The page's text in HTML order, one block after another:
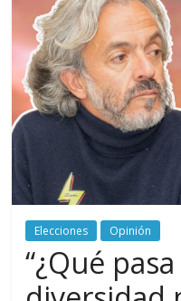
periodismo
digital
del
Politécnico
Grancolombiano
Elecciones Opinión
“¿Qué